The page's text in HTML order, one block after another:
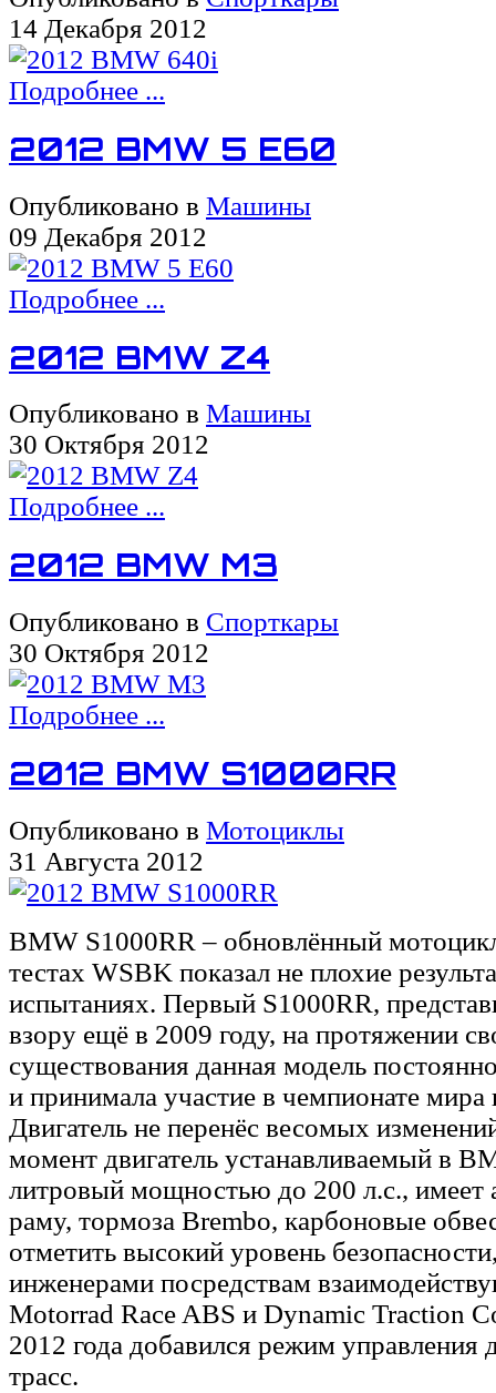
14 Декабря 2012
Подробнее ...
2012 BMW 5 E60
Опубликовано в Машины
09 Декабря 2012
Подробнее ...
2012 BMW Z4
Опубликовано в Машины
30 Октября 2012
Подробнее ...
2012 BMW M3
Опубликовано в Спорткары
30 Октября 2012
Подробнее ...
2012 BMW S1000RR
Опубликовано в Мотоциклы
31 Августа 2012
BMW S1000RR – обновлённый
тестах WSBK показал не плохие
испытаниях. Первый S1000RR,
взору ещё в 2009 году, на протяжении
существования данная модель
и принимала участие в чемпионате мира
Двигатель не перенёс весомых
момент двигатель устанавливаемый в
литровый мощностью до 200 л.с.,
раму, тормоза Brembo, карбоновые
отметить высокий уровень
инженерами посредствам
Motorrad Race ABS и Dynamic Traction
2012 года добавился режим управления
трасс.